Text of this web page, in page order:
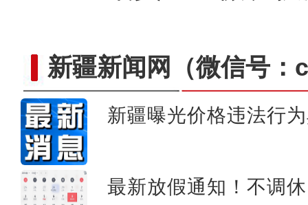
新疆新闻网 （微信号
新疆曝光价格违法行
最新放假通知！不调